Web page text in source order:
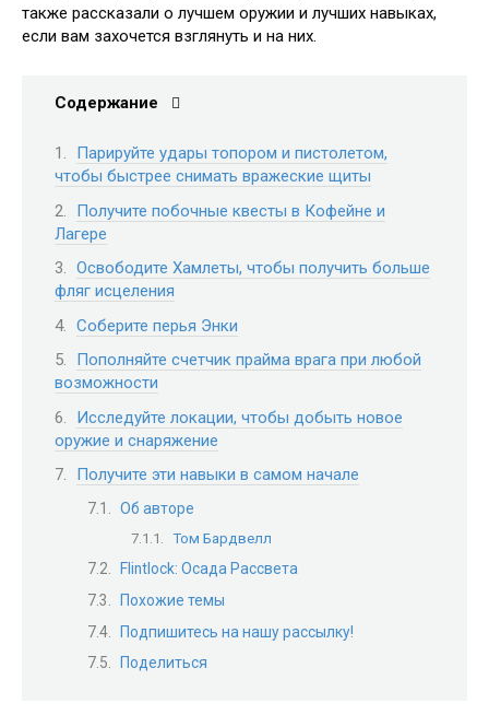
также рассказали о лучшем оружии и лучших навыках,
если вам захочется взглянуть и на них.
Содержание
Парируйте удары топором и пистолетом,
чтобы быстрее снимать вражеские щиты
Получите побочные квесты в Кофейне и
Лагере
Освободите Хамлеты, чтобы получить больше
фляг исцеления
Соберите перья Энки
Пополняйте счетчик прайма врага при любой
возможности
Исследуйте локации, чтобы добыть новое
оружие и снаряжение
Получите эти навыки в самом начале
Об авторе
Том Бардвелл
Flintlock: Осада Рассвета
Похожие темы
Подпишитесь на нашу рассылку!
Поделиться